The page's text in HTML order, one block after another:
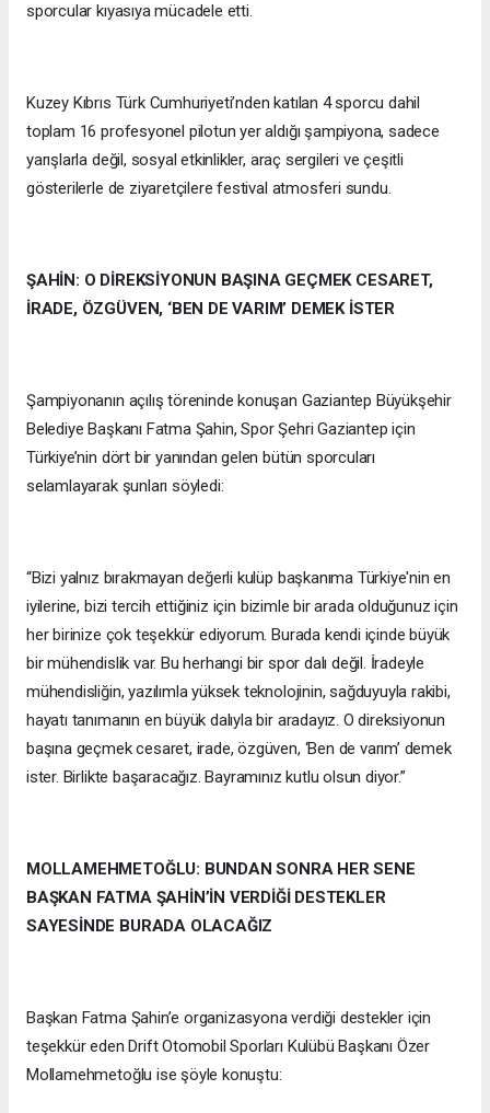
sporcular kıyasıya mücadele etti.
Kuzey Kıbrıs Türk Cumhuriyeti’nden katılan 4 sporcu dahil
toplam 16 profesyonel pilotun yer aldığı şampiyona, sadece
yarışlarla değil, sosyal etkinlikler, araç sergileri ve çeşitli
gösterilerle de ziyaretçilere festival atmosferi sundu.
ŞAHİN: O DİREKSİYONUN BAŞINA GEÇMEK CESARET,
İRADE, ÖZGÜVEN, ‘BEN DE VARIM’ DEMEK İSTER
Şampiyonanın açılış töreninde konuşan Gaziantep Büyükşehir
Belediye Başkanı Fatma Şahin, Spor Şehri Gaziantep için
Türkiye’nin dört bir yanından gelen bütün sporcuları
selamlayarak şunları söyledi:
“Bizi yalnız bırakmayan değerli kulüp başkanıma Türkiye'nin en
iyilerine, bizi tercih ettiğiniz için bizimle bir arada olduğunuz için
her birinize çok teşekkür ediyorum. Burada kendi içinde büyük
bir mühendislik var. Bu herhangi bir spor dalı değil. İradeyle
mühendisliğin, yazılımla yüksek teknolojinin, sağduyuyla rakibi,
hayatı tanımanın en büyük dalıyla bir aradayız. O direksiyonun
başına geçmek cesaret, irade, özgüven, ‘Ben de varım’ demek
ister. Birlikte başaracağız. Bayramınız kutlu olsun diyor.”
MOLLAMEHMETOĞLU: BUNDAN SONRA HER SENE
BAŞKAN FATMA ŞAHİN’İN VERDİĞİ DESTEKLER
SAYESİNDE BURADA OLACAĞIZ
Başkan Fatma Şahin’e organizasyona verdiği destekler için
teşekkür eden Drift Otomobil Sporları Kulübü Başkanı Özer
Mollamehmetoğlu ise şöyle konuştu: